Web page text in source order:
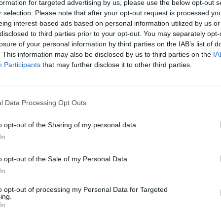
for targeted advertising by us, please use the below opt-out
selection. Please note that after your opt-out request is processed
interest-based ads based on personal information utilized by us
to third parties prior to your opt-out. You may separately
of your personal information by third parties on the IAB’s list of
This information may also be disclosed by us to third parties on the
Participants that may further disclose it to other third parties.
Data Processing Opt Outs
opt-out of the Sharing of my personal data.
opt-out of the Sale of my Personal Data.
opt-out of processing my Personal Data for Targeted
MASSIMO 01.11.00
SNC DI CAPPELLONI
& C.
45.20.10
BERLUTI DI ANTONIUCCI
SERVICE S.R.L. 2-5 milioni